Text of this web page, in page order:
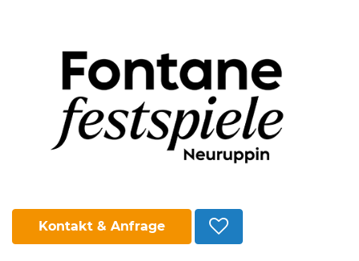
Kontakt & Anfrage